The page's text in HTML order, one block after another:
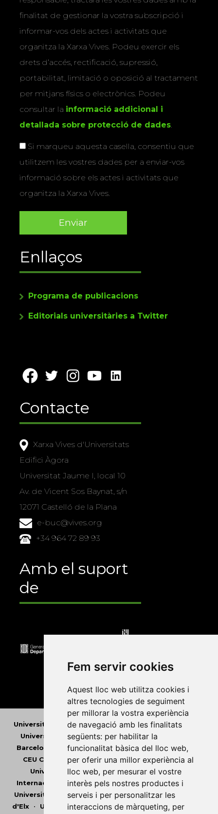
Fem servir cookies
Aquest lloc web utilitza cookies i
altres tecnologies de seguiment
per millorar la vostra experiència
de navegació amb les finalitats
següents: per habilitar la
funcionalitat bàsica del lloc web,
per oferir una millor experiència al
lloc web, per mesurar el vostre
interès pels nostres productes i
serveis i per personalitzar les
interaccions de màrqueting, per
finalitat de gestionar la vostra subscripció i
informar-vos dels actes i activitats que
organitza la Xarxa Vives. Podeu exercir els
drets d’accés, rectificació, supressió,
portabilitat, limitació o oposició al tractament
per mitjans físics o electrònics. Podeu
consultar la informació addicional i
detallada sobre protecció de dades.
Si marqueu aquesta casella, consentiu que
utilitzem les vostres dades per a enviar-vos
informació sobre els actes i activitats que
organitza la Xarxa Vives.
Enllaços
Programa de publicacions
Editorials universitàries a Twitter
Contacte
Xarxa Vives d'Universitats
Edifici Àgora
Universitat Jaume I, local 10
Av. de Vicent Sos Baynat, s/n
12071 Castelló de la Plana
e-buc@vives.org
+34 964 72 89 93
Amb el suport
de
Universitat Abat Oliba CEU•Universitat d'Alacant
Universitat d'Andorra•Universitat Autònoma de
Barcelona
Universitat de Barcelona•Universitat
CEU Cardenal Herrera•Universitat de Girona •
Universitat de les Illes Balears• Universitat
Internacional de Catalunya•Universitat Jaume I
Universitat de Lleida• Universitat Miguel Hernández
d'Elx• Universitat Oberta de Catalunya•Universitat